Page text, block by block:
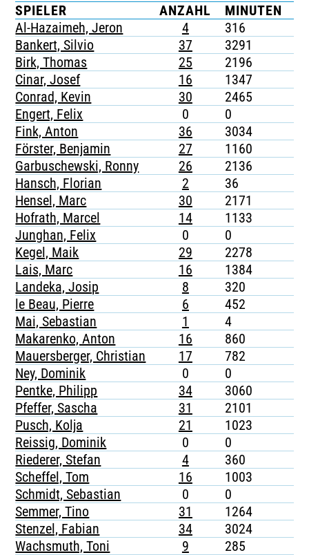
TICKETING
SPIELER
ANZAHL MINUTEN
Al-Hazaimeh, Jeron
4 316
Bankert, Silvio
37 3291
Birk, Thomas
25 2196
Cinar, Josef
16 1347
Conrad, Kevin
30 2465
Engert, Felix
0 0
Fink, Anton
36 3034
Förster, Benjamin
27 1160
Garbuschewski, Ronny
26 2136
Hansch, Florian
2 36
Hensel, Marc
30 2171
Hofrath, Marcel
14 1133
Junghan, Felix
0 0
Kegel, Maik
29 2278
Lais, Marc
16 1384
Landeka, Josip
8 320
le Beau, Pierre
6 452
Mai, Sebastian
1 4
Makarenko, Anton
16 860
Mauersberger, Christian
17 782
Ney, Dominik
0 0
Pentke, Philipp
34 3060
Pfeffer, Sascha
31 2101
Pusch, Kolja
21 1023
Reissig, Dominik
0 0
Riederer, Stefan
4 360
Scheffel, Tom
16 1003
Schmidt, Sebastian
0 0
Semmer, Tino
31 1264
Stenzel, Fabian
34 3024
Wachsmuth, Toni
9 285